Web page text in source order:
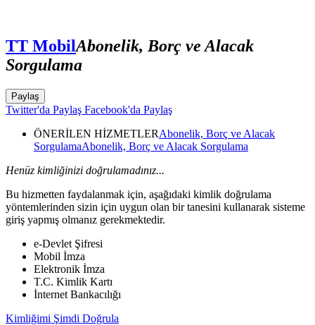
TT MobilAbonelik, Borç ve Alacak
Sorgulama
Paylaş
Twitter'da Paylaş Facebook'da Paylaş
ÖNERİLEN HİZMETLERAbonelik, Borç ve Alacak
SorgulamaAbonelik, Borç ve Alacak Sorgulama
Henüz kimliğinizi doğrulamadınız...
Bu hizmetten faydalanmak için, aşağıdaki kimlik doğrulama
yöntemlerinden sizin için uygun olan bir tanesini kullanarak sisteme
giriş yapmış olmanız gerekmektedir.
e-Devlet Şifresi
Mobil İmza
Elektronik İmza
T.C. Kimlik Kartı
İnternet Bankacılığı
Kimliğimi Şimdi Doğrula